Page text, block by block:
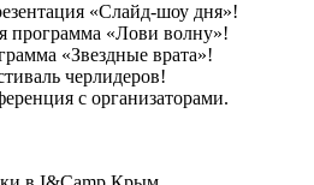
«Слайд-шоу дня»!
программа «Лови волну»!
«Звездные врата»!
черлидеров!
с организаторами.